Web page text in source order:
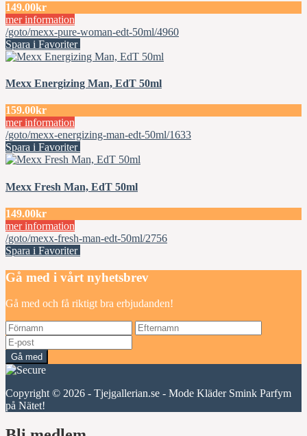
149.00kr
mer information
/goto/mexx-pure-woman-edt-50ml/4960
Spara i Favoriter
Mexx Energizing Man, EdT 50ml
159.00kr
mer information
/goto/mexx-energizing-man-edt-50ml/1633
Spara i Favoriter
Mexx Fresh Man, EdT 50ml
149.00kr
mer information
/goto/mexx-fresh-man-edt-50ml/2756
Spara i Favoriter
Gå med i vårt nyhetsbrev
Gå med och få riktigt bra erbjudanden!
Gå med
Copyright © 2026 - Tjejgallerian.se - Mode Kläder Smink Parfym
på Nätet!